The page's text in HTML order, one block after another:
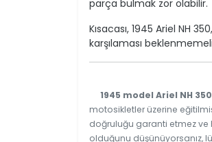
parça bulmak zor olabilir.
Kısacası, 1945 Ariel NH
karşılaması
1945 model Ariel NH 350
motosikletler üzerine
doğruluğu garanti etmez ve
olduğunu düşünüyorsanız,